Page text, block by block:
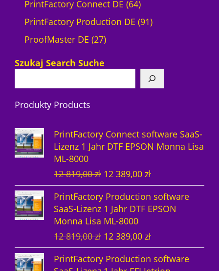
PrintFactory Connect DE 646
4
d
t
PrintFactory Production DE 919
r
o
k
e
ProofMaster DE 272
r
u
t
e
Szukaj Search Suche
Produkty Products
PrintFactory Connect software SaaS-
Lizenz 1 Jahr DTF EPSON Monna Lisa
ML-8000
12 819,00zł U
r
s
p
r
ü
n
g
12 389,00 złA
k
u
l
l
e
PrintFactory Production software
SaaS-Lizenz 1 Jahr DTF EPSON
Monna Lisa ML-8000
12 819,00zł U
r
s
12 389,00 złA
k
PrintFactory Production software